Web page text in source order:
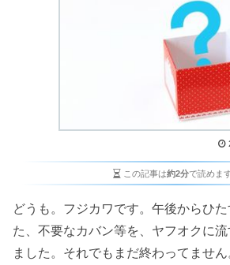
この記事は約2分で読めます
どうも。フジカワです。午後からひ
た、不要なカバン等を、ヤフオクに
ました。それでもまだ終わってませ